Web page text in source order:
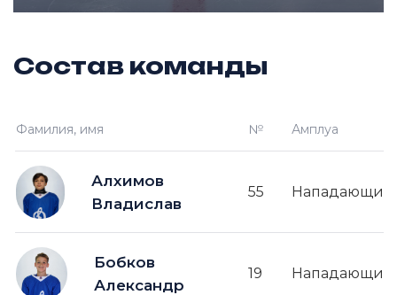
Состав команды
Фамилия, имя № Амплуа
Алхимов
Владислав
55 Нападающий
Бобков
Александр
19 Нападающий